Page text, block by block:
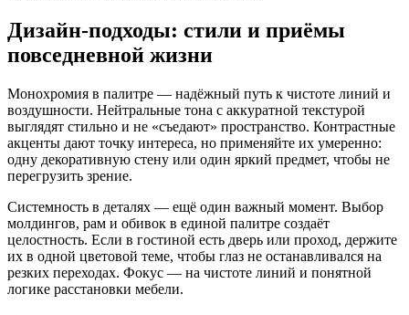
Дизайн-подходы: стили и приёмы
повседневной жизни
Монохромия в палитре — надёжный путь к чистоте линий и
воздушности. Нейтральные тона с аккуратной текстурой
выглядят стильно и не «съедают» пространство. Контрастные
акценты дают точку интереса, но применяйте их умеренно:
одну декоративную стену или один яркий предмет, чтобы не
перегрузить зрение.
Системность в деталях — ещё один важный момент. Выбор
молдингов, рам и обивок в единой палитре создаёт
целостность. Если в гостиной есть дверь или проход, держите
их в одной цветовой теме, чтобы глаз не останавливался на
резких переходах. Фокус — на чистоте линий и понятной
логике расстановки мебели.